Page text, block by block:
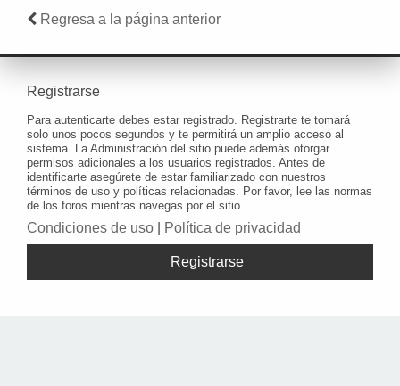
Regresa a la página anterior
Registrarse
Para autenticarte debes estar registrado. Registrarte te tomará
solo unos pocos segundos y te permitirá un amplio acceso al
sistema. La Administración del sitio puede además otorgar
permisos adicionales a los usuarios registrados. Antes de
identificarte asegúrete de estar familiarizado con nuestros
términos de uso y políticas relacionadas. Por favor, lee las normas
de los foros mientras navegas por el sitio.
Condiciones de uso Política de privacidad
Registrarse